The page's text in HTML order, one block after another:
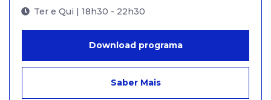
Ter e Qui | 18h30 - 22h30
Download programa
Saber Mais